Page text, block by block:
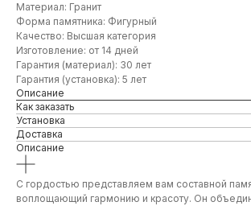
Материал: Гранит
Форма памятника: Фигурный
Качество: Высшая категория
Изготовление: от 14 дней
Гарантия (материал): 30 лет
Гарантия (установка): 5 лет
Описание
Как заказать
Установка
Доставка
Описание
С гордостью представляем вам составной
воплощающий гармонию и красоту. Он